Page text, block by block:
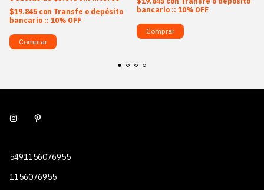
$19.845 con Transfe o depósito
bancario :: 10% OFF
Comprar
bancario :: 10% OFF
Comprar
5491156076955
1156076955